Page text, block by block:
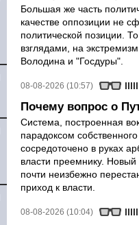
Большая же часть
качестве оппозиции не
политической позиции.
взглядами, на
Володина и "Госдуры".
08-08-2026 (10:57)
Почему вопрос о
Система, построенная
парадоксом
сосредоточено в руках
власти преемнику.
почти неизбежно
приход к власти.
08-08-2026 (10:04)